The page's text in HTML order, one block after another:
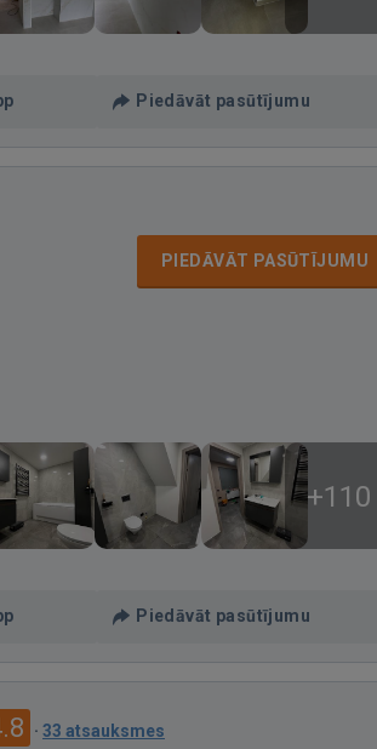
Piedāvāt pasūtījumu
PIEDĀVĀT PASŪTĪJUMU
+110
Piedāvāt pasūtījumu
· 33 atsauksmes